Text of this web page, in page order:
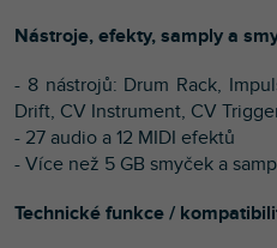
Nástroje, efekty, samply a
- 8 nástrojů: Drum Rack,
Drift, CV Instrument, CV
- 27 audio a 12 MIDI efektů
- Více než 5 GB smyček a
Technické funkce /